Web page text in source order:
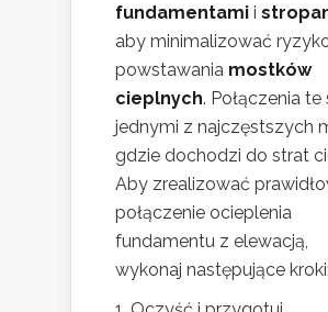
fundamentami i
aby minimalizować
powstawania mostków
cieplnych. Połączenia te
jednymi z najczęstszych
gdzie dochodzi do strat
Aby zrealizować
połączenie ocieplenia
fundamentu z elewacją,
wykonaj następujące kroki: